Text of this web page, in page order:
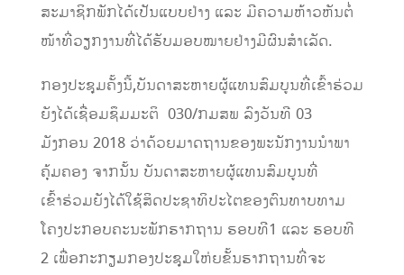
ສະມາຊິກພັກໄດ້ເປັນແບບຢ່າງ ແລະ ມີຄວາມຫ້າວຫັນຕໍ່
ໜ້າທີ່ວຽກງານທີ່ໄດ້ຮັບມອບໝາຍຢ່າງມີຜົນສຳເລັດ.
ກອງປະຊຸມຄັ້ງນີ້,ບັນດາສະຫາຍຜູ້ແທນສົມບູນທີ່ເຂົ້າຮ່ວມ
ຍັງໄດ້ເຊື່ອມຊຶມມະຕິ 030/ກມສພ ລົງວັນທີ 03
ມັງກອນ 2018 ວ່າດ້ວຍມາດຖານຂອງພະນັກງານນໍາພາ
ຄຸ້ມຄອງ ຈາກນັ້ນ ບັນດາສະຫາຍຜູ້ແທນສົມບູນທີ່
ເຂົ້າຮ່ວມຍັງໄດ້ໃຊ້ສິດປະຊາທິປະໄຕຂອງຕົນທາບທາມ
ໂຄງປະກອບຄະນະພັກຮາກຖານ ຮອບທີ1 ແລະ ຮອບທີ
2 ເພື່ອກະກຽມກອງປະຊຸມໃຫ່ຍຂັ້ນຮາກຖານທີ່ຈະ